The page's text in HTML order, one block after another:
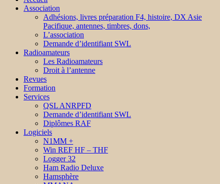
Association
Adhésions, livres préparation F4, histoire, DX Asie
Pacifique, antennes, timbres, dons,
L’association
Demande d’identifiant SWL
Radioamateurs
Les Radioamateurs
Droit à l’antenne
Revues
Formation
Services
QSL ANRPFD
Demande d’identifiant SWL
Diplômes RAF
Logiciels
N1MM +
Win REF HF – THF
Logger 32
Ham Radio Deluxe
Hamsphère